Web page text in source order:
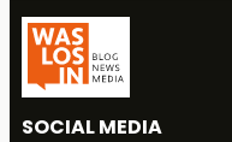
SOCIAL MEDIA